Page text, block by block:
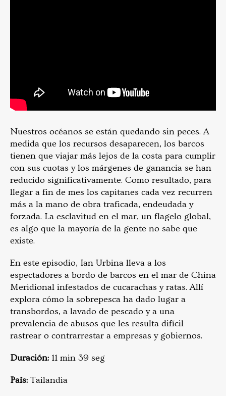
Nuestros océanos se están quedando sin peces. A
medida que los recursos desaparecen, los barcos
tienen que viajar más lejos de la costa para cumplir
con sus cuotas y los márgenes de ganancia se han
reducido significativamente. Como resultado, para
llegar a fin de mes los capitanes cada vez recurren
más a la mano de obra traficada, endeudada y
forzada. La esclavitud en el mar, un flagelo global,
es algo que la mayoría de la gente no sabe que
existe.
En este episodio, Ian Urbina lleva a los
espectadores a bordo de barcos en el mar de China
Meridional infestados de cucarachas y ratas. Allí
explora cómo la sobrepesca ha dado lugar a
transbordos, a lavado de pescado y a una
prevalencia de abusos que les resulta difícil
rastrear o contrarrestar a empresas y gobiernos.
Duración: 11 min 39 seg
País: Tailandia